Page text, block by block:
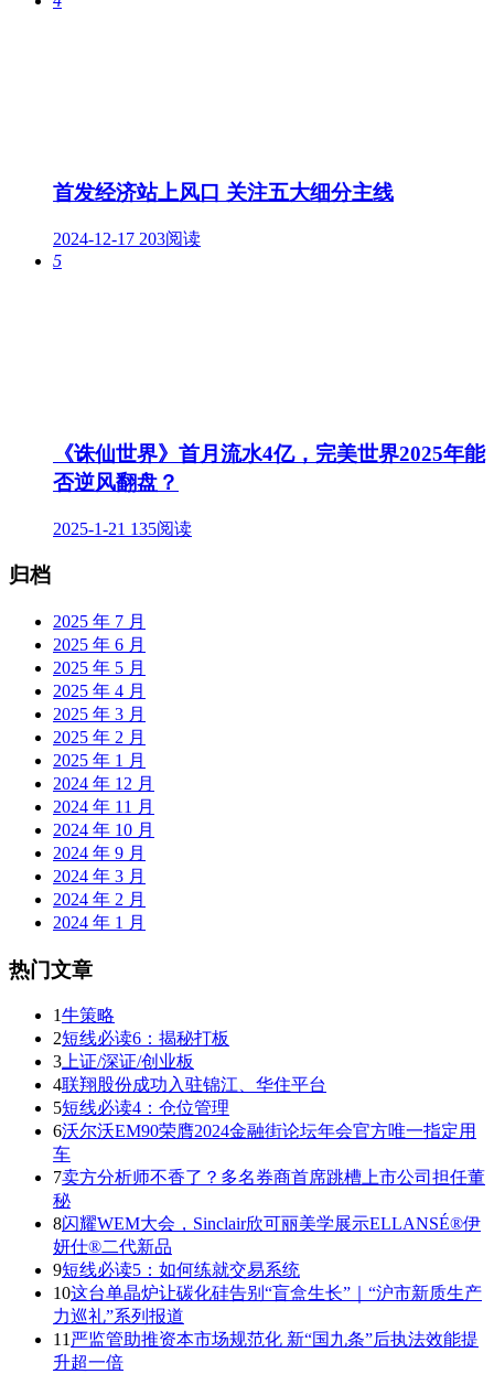
首发经济站上风口 关注五大细分主线
2024-12-17 203阅读
5
《诛仙世界》首月流水4亿，完美世界2025年能
否逆风翻盘？
2025-1-21 135阅读
归档
2025 年 7 月
2025 年 6 月
2025 年 5 月
2025 年 4 月
2025 年 3 月
2025 年 2 月
2025 年 1 月
2024 年 12 月
2024 年 11 月
2024 年 10 月
2024 年 9 月
2024 年 3 月
2024 年 2 月
2024 年 1 月
热门文章
1牛策略
2短线必读6：揭秘打板
3 上证/深证/创业板
4联翔股份成功入驻锦江、华住平台
5短线必读4：仓位管理
6沃尔沃EM90荣膺2024金融街论坛年会官方唯一指定用
车
7卖方分析师不香了？多名券商首席跳槽上市公司担任董
秘
8闪耀WEM大会，Sinclair欣可丽美学展示ELLANSÉ®伊
妍仕®二代新品
9短线必读5：如何练就交易系统
10这台单晶炉让碳化硅告别“盲盒生长”｜“沪市新质生产
力巡礼”系列报道
11 严监管助推资本市场规范化 新“国九条”后执法效能提
升超一倍